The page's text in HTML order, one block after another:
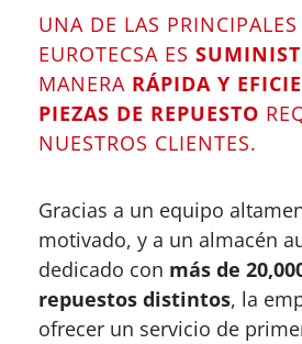
UNA DE LAS
EUROTECSA ES
MANERA RÁPIDA Y
PIEZAS DE REPUESTO
NUESTROS CLIENTES.
Gracias a un equipo
motivado, y a un almacén
dedicado con más de
repuestos distintos, la
ofrecer un servicio de